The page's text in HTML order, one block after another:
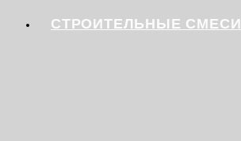
СТРОИТЕЛЬНЫЕ СМЕСИ